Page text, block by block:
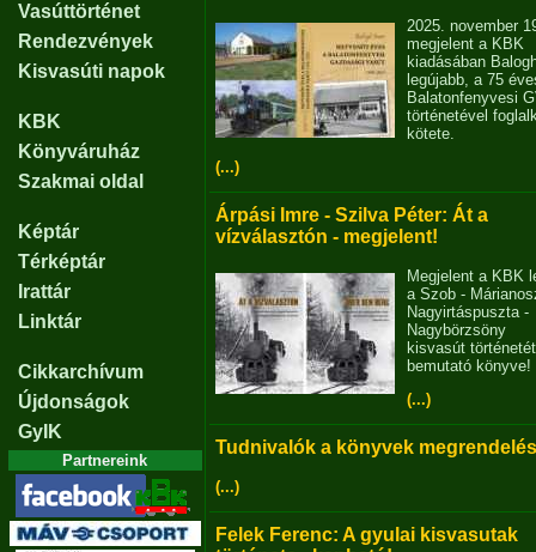
Vasúttörténet
Rendezvények
Kisvasúti napok
KBK
Könyváruház
Szakmai oldal
Képtár
Térképtár
Irattár
Linktár
Cikkarchívum
Újdonságok
GyIK
Partnereink
2025. november
megjelent a KBK
kiadásában
legújabb, a 75
Balatonfenyvesi
történetével
kötete.
(...)
Árpási Imre - Szilva Péter: Át a
vízválasztón - megjelent!
Megjelent a KBK
a Szob -
Nagyirtáspuszta -
Nagybörzsöny
kisvasút történetét
bemutató könyve!
(...)
Tudnivalók a könyvek
(...)
Felek Ferenc: A gyulai kisvasutak